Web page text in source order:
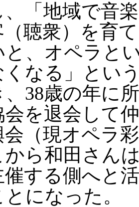
「地域で音
（聴衆）を育
と、オペラと
くなる」とい
、38歳の年に
を退会して
（現オペラ
から和田さん
する側へと
になった。